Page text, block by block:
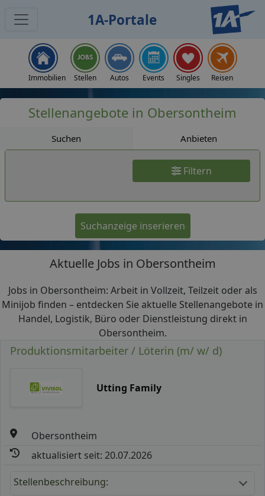
1A-Portale
Immobilien Stellen Autos Events Singles Reisen
Stellenangebote in Obersontheim
Suchen Anbieten
Filtern
Suchanzeige inserieren
Aktuelle Jobs in Obersontheim
Jobs in Obersontheim: Arbeit in Vollzeit, Teilzeit oder als
Minijob finden – entdecken Sie aktuelle Stellenangebote in
Handel, Logistik, Büro oder Dienstleistung direkt in
Obersontheim.
Produktionsmitarbeiter / Löterin (m/ w/ d)
Utting Family
Obersontheim
aktualisiert seit: 20.07.2026
Stellenbeschreibung: